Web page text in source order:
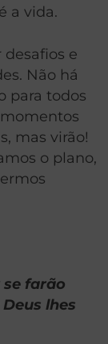
a vida.
e
Não há
para todos
mas virão!
o plano,
se farão
lhes